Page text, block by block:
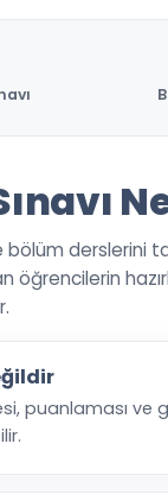
derslerini
öğrencilerin
puanlaması